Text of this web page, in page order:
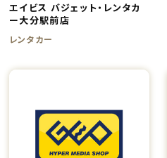
エイビス バジェット・レンタカ
ー大分駅前店
レンタカー